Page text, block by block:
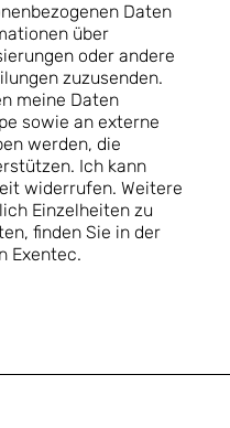
Daten
über
oder andere
zuzusenden.
meine Daten
sowie an externe
werden, die
Ich kann
widerrufen. Weitere
Einzelheiten zu
finden Sie in der
Exentec.